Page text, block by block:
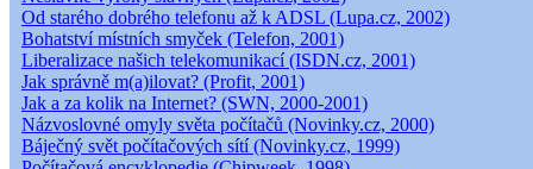
Od starého dobrého telefonu až k ADSL (Lupa.cz, 2002)
Bohatství místních smyček (Telefon, 2001)
Liberalizace našich telekomunikací (ISDN.cz, 2001)
Jak správně m(a)ilovat? (Profit, 2001)
Jak a za kolik na Internet? (SWN, 2000-2001)
Názvoslovné omyly světa počítačů (Novinky.cz, 2000)
Báječný svět počítačových sítí (Novinky.cz, 1999)